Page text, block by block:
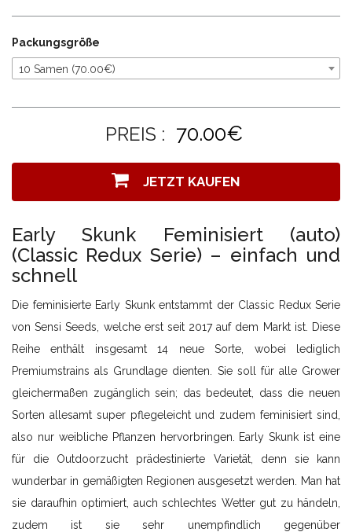
Packungsgröße
10 Samen (70.00€)
PREIS : 70.00€
JETZT KAUFEN
Early Skunk Feminisiert (auto)
(Classic Redux Serie) – einfach und
schnell
Die feminisierte Early Skunk entstammt der Classic Redux Serie
von Sensi Seeds, welche erst seit 2017 auf dem Markt ist. Diese
Reihe enthält insgesamt 14 neue Sorte, wobei lediglich
Premiumstrains als Grundlage dienten. Sie soll für alle Grower
gleichermaßen zugänglich sein; das bedeutet, dass die neuen
Sorten allesamt super pflegeleicht und zudem feminisiert sind,
also nur weibliche Pflanzen hervorbringen. Early Skunk ist eine
für die Outdoorzucht prädestinierte Varietät, denn sie kann
wunderbar in gemäßigten Regionen ausgesetzt werden. Man hat
sie daraufhin optimiert, auch schlechtes Wetter gut zu händeln,
zudem ist sie sehr unempfindlich gegenüber